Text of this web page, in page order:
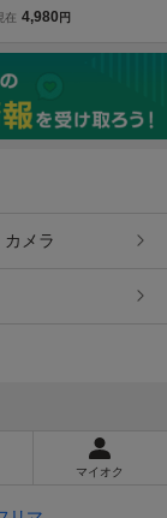
ミ TFCC TCC Collector
コレクターズクラ
ボットコン リーフ
在 4,980 円
カメラ
マイオク